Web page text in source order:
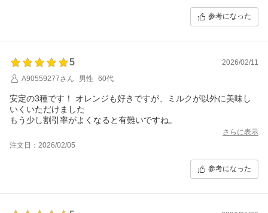
参考になった
5
2026/02/11
A90559277さん
男性 60代
安定の3種です！ オレンジも好きですが、ミルクが以外に美味し
いくいただけました
もう少し割引率がよくなると有難いですね。
さらに表示
注文日：2026/02/05
参考になった